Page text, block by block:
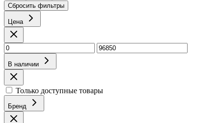
Сбросить фильтры
Цена
В наличии
Только доступные товары
Бренд